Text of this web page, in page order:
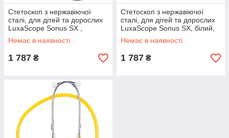
Стетоскоп з нержавіючої
сталі, для дітей та дорослих
LuxaScope Sonus SX ,
чорний, Luxamed
Немає в наявності
1 787 ₴
Стетоскоп з нержавіючої
сталі, для дітей та дорослих
LuxaScope Sonus SX, білий,
Luxamed , (55985)
Немає в наявності
1 787 ₴